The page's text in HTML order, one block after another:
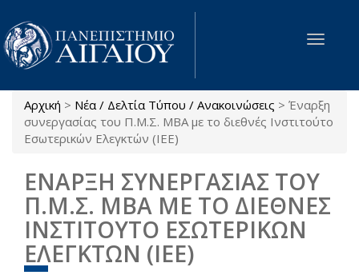
Παράκαμψη προς το κυρίως περιεχόμενο
Toggle
Είστε εδώ
Αρχική > Νέα / Δελτία Τύπου / Ανακοινώσεις > Έναρξη
συνεργασίας του Π.Μ.Σ. ΜΒΑ με το διεθνές Ινστιτούτο
Εσωτερικών Ελεγκτών (ΙΕΕ)
ΕΝΑΡΞΗ ΣΥΝΕΡΓΑΣΙΑΣ ΤΟΥ
Π.Μ.Σ. ΜΒΑ ΜΕ ΤΟ ΔΙΕΘΝΕΣ
ΙΝΣΤΙΤΟΥΤΟ ΕΣΩΤΕΡΙΚΩΝ
ΕΛΕΓΚΤΩΝ (ΙΕΕ)